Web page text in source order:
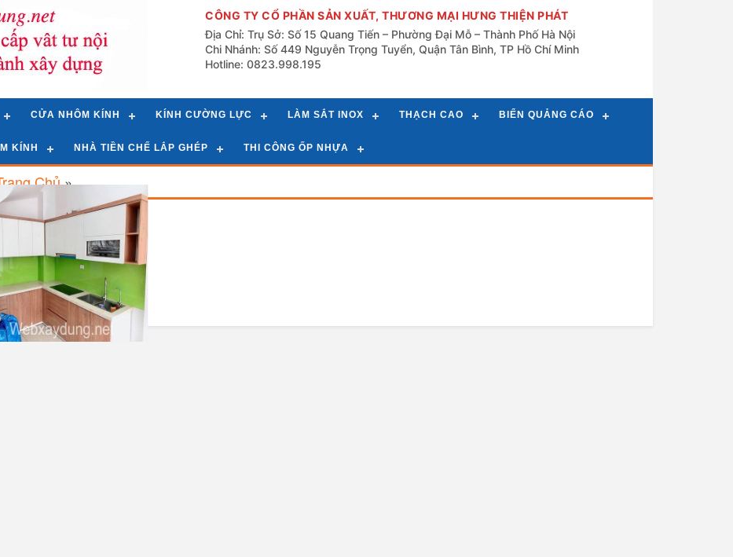
CÔNG TY CỔ PHẦN SẢN XUẤT, THƯƠNG MẠI HƯNG THIỆN PHÁT
Địa Chỉ: Trụ Sở: Số 15 Quang Tiến – Phường Đại Mỗ – Thành Phố Hà Nội
Chi Nhánh: Số 449 Nguyễn Trọng Tuyển, Quận Tân Bình, TP Hồ Chí Minh
Hotline: 0823.998.195
CỬA NHÔM KÍNH KÍNH CƯỜNG LỰC LÀM SẮT INOX THẠCH CAO BIỂN QUẢNG CÁO
KÍNH NHÀ TIỀN CHẾ LẮP GHÉP THI CÔNG ỐP NHỰA
Chủ»
Grid
List
Tổng Hợp Kính Bếp Màu
Đẹp Mang Biển Vào
Không Gian Bếp